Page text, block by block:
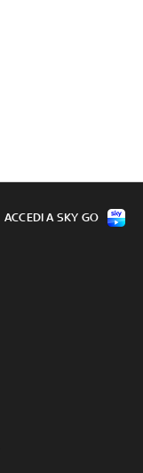
ACCEDI A SKY GO